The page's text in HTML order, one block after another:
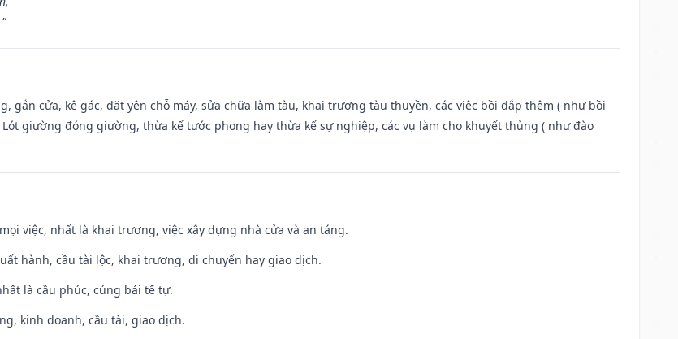
gắn cửa, kê gác, đặt yên chỗ máy, sửa chữa làm tàu, khai trương tàu thuyền, các việc bồi đắp thêm ( như bồi
giường đóng giường, thừa kế tước phong hay thừa kế sự nghiệp, các vụ làm cho khuyết thủng ( như đào
việc, nhất là khai trương, việc xây dựng nhà cửa và an táng.
hành, cầu tài lộc, khai trương, di chuyển hay giao dịch.
là cầu phúc, cúng bái tế tự.
kinh doanh, cầu tài, giao dịch.